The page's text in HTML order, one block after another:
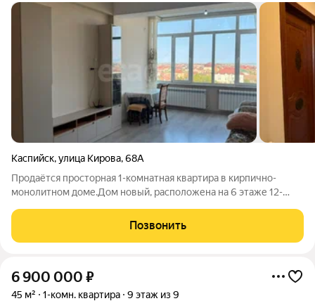
Каспийск,улица Кирова,68А
Продаётся просторная 1-комнатная квартира в кирпично-
монолитном доме.Дом новый, расположена на 6 этаже 12-
частично остается. Произведены все необходимые
коммуникации, включая интернет. Для
Позвонить
6 900 000 ₽
45 м² 1-комн. квартира 9 этаж из 9